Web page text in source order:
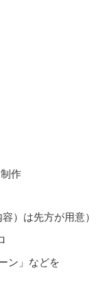
作
）は先方が用意）
ン」などを